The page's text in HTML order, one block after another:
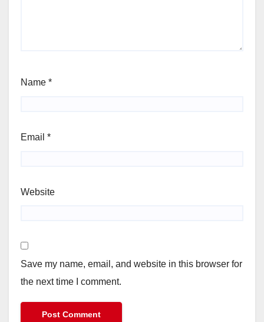
Name *
Email *
Website
Save my name, email, and website in this browser for
the next time I comment.